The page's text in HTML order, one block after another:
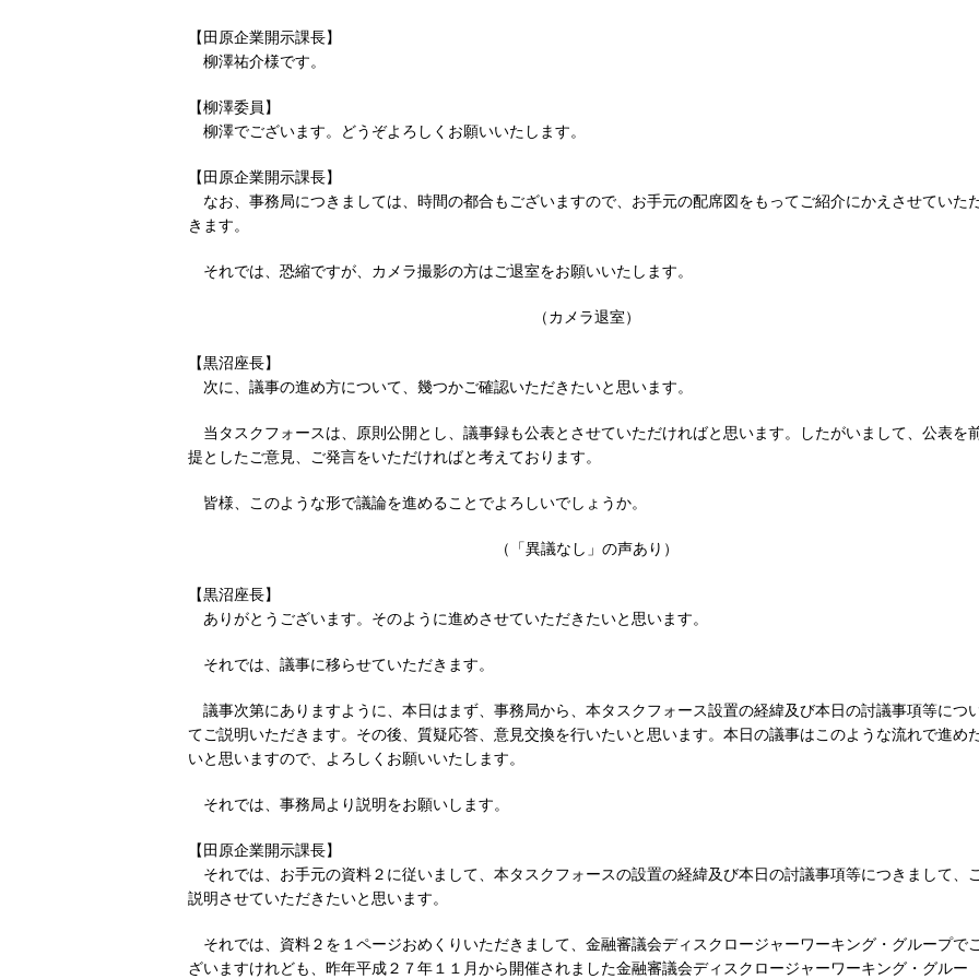
【田原企業開示課長】
柳澤祐介様です。
【柳澤委員】
柳澤でございます。どうぞよろしくお願いいたします。
【田原企業開示課長】
なお、事務局につきましては、時間の都合もございますので、お手元の配席図をもってご紹介にかえさせていた
きます。
それでは、恐縮ですが、カメラ撮影の方はご退室をお願いいたします。
（カメラ退室）
【黒沼座長】
次に、議事の進め方について、幾つかご確認いただきたいと思います。
当タスクフォースは、原則公開とし、議事録も公表とさせていただければと思います。したがいまして、公表を
提としたご意見、ご発言をいただければと考えております。
皆様、このような形で議論を進めることでよろしいでしょうか。
（「異議なし」の声あり）
【黒沼座長】
ありがとうございます。そのように進めさせていただきたいと思います。
それでは、議事に移らせていただきます。
議事次第にありますように、本日はまず、事務局から、本タスクフォース設置の経緯及び本日の討議事項等につ
てご説明いただきます。その後、質疑応答、意見交換を行いたいと思います。本日の議事はこのような流れで進め
いと思いますので、よろしくお願いいたします。
それでは、事務局より説明をお願いします。
【田原企業開示課長】
それでは、お手元の資料２に従いまして、本タスクフォースの設置の経緯及び本日の討議事項等につきまして、
説明させていただきたいと思います。
それでは、資料２を１ページおめくりいただきまして、金融審議会ディスクロージャーワーキング・グループで
ざいますけれども、昨年平成２７年１１月から開催されました金融審議会ディスクロージャーワーキング・グルー